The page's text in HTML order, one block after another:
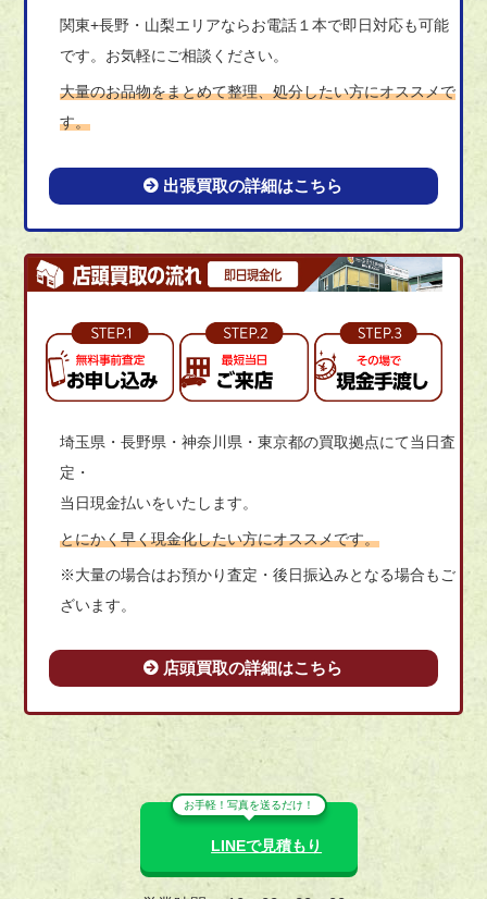
関東+長野・山梨エリアならお電話１本で即日対応も可能
です。お気軽にご相談ください。
大量のお品物をまとめて整理、処分したい方にオススメで
す。
出張買取の詳細はこちら
埼玉県・長野県・神奈川県・東京都の買取拠点にて当日査
定・
当日現金払いをいたします。
とにかく早く現金化したい方にオススメです。
※大量の場合はお預かり査定・後日振込みとなる場合もご
ざいます。
店頭買取の詳細はこちら
お手軽！写真を送るだけ！
LINEで見積もり